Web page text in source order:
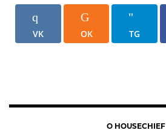
VK OK TG
О HOUSECHIEF